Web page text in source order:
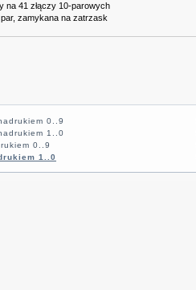
na 41 złączy 10-parowych
zamykana na zatrzask
0..9
1..0
0..9
1..0